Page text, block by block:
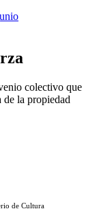
colectivo que
de la propiedad
de Cultura